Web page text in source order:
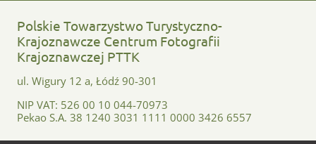
Polskie Towarzystwo Turystyczno-
Krajoznawcze Centrum Fotografii
Krajoznawczej PTTK
ul. Wigury 12 a, Łódź 90-301
NIP VAT: 526 00 10 044-70973
Pekao S.A. 38 1240 3031 1111 0000 3426 6557